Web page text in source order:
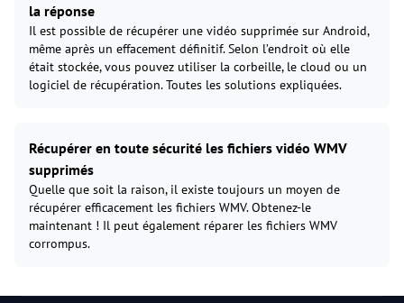
la réponse
Il est possible de récupérer une vidéo supprimée sur Android,
même après un effacement définitif. Selon l’endroit où elle
était stockée, vous pouvez utiliser la corbeille, le cloud ou un
logiciel de récupération. Toutes les solutions expliquées.
Récupérer en toute sécurité les fichiers vidéo WMV
supprimés
Quelle que soit la raison, il existe toujours un moyen de
récupérer efficacement les fichiers WMV. Obtenez-le
maintenant ! Il peut également réparer les fichiers WMV
corrompus.